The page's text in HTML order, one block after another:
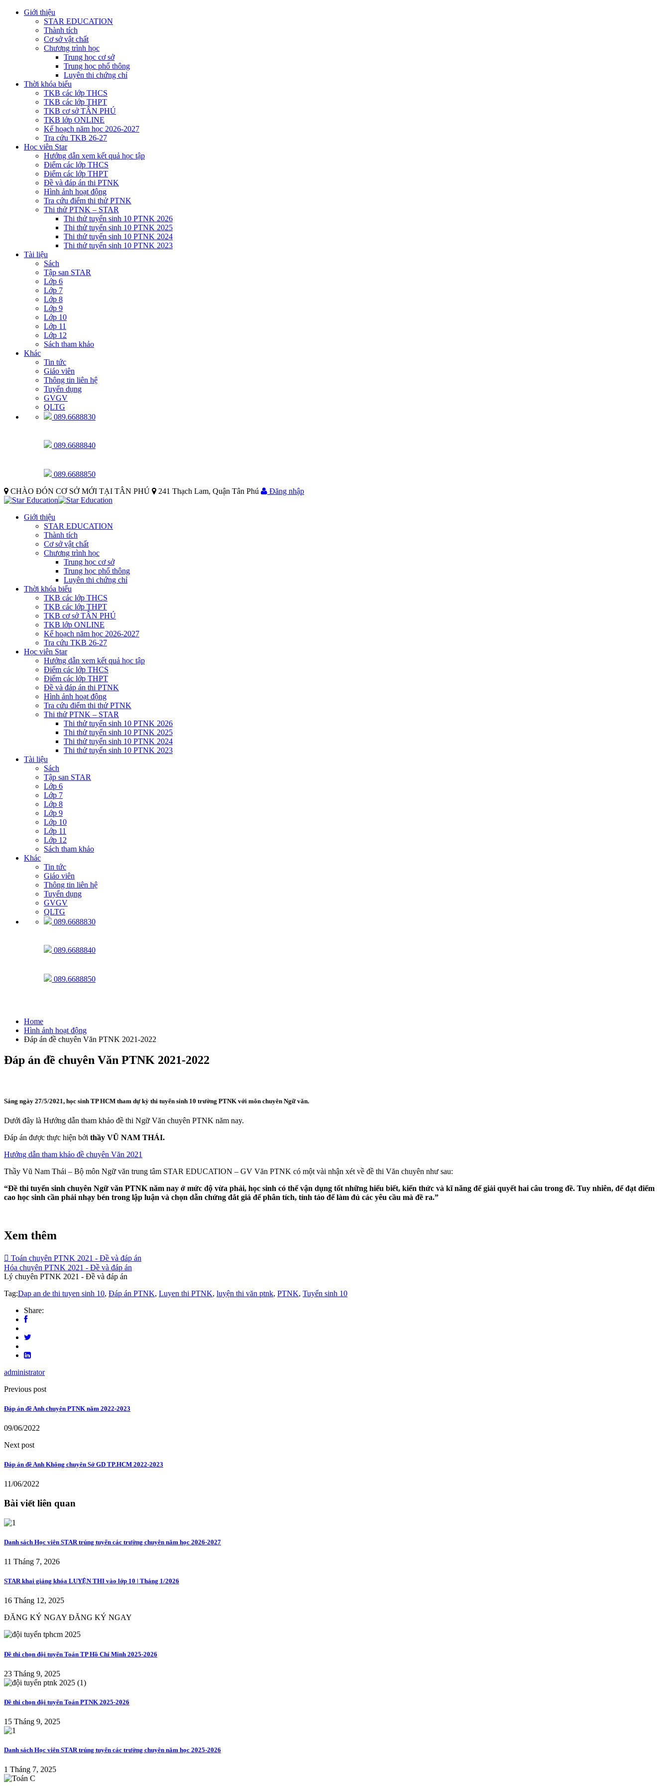
Giới thiệu
STAR EDUCATION
Thành tích
Cơ sở vật chất
Chương trình học
Trung học cơ sở
Trung học phổ thông
Luyên thi chứng chỉ
Thời khóa biểu
TKB các lớp THCS
TKB các lớp THPT
TKB cơ sở TÂN PHÚ
TKB lớp ONLINE
Kế hoạch năm học 2026-2027
Tra cứu TKB 26-27
Học viên Star
Hướng dẫn xem kết quả học tập
Điểm các lớp THCS
Điểm các lớp THPT
Đề và đáp án thi PTNK
Hình ảnh hoạt động
Tra cứu điểm thi thử PTNK
Thi thử PTNK – STAR
Thi thử tuyển sinh 10 PTNK 2026
Thi thử tuyển sinh 10 PTNK 2025
Thi thử tuyển sinh 10 PTNK 2024
Thi thử tuyển sinh 10 PTNK 2023
Tài liệu
Sách
Tập san STAR
Lớp 6
Lớp 7
Lớp 8
Lớp 9
Lớp 10
Lớp 11
Lớp 12
Sách tham khảo
Khác
Tin tức
Giáo viên
Thông tin liên hệ
Tuyển dụng
GVGV
QLTG
089.6688830
089.6688840
089.6688850
CHÀO ĐÓN CƠ SỞ MỚI TẠI TÂN PHÚ
241 Thạch Lam, Quận Tân Phú Đăng nhập
Giới thiệu
STAR EDUCATION
Thành tích
Cơ sở vật chất
Chương trình học
Trung học cơ sở
Trung học phổ thông
Luyên thi chứng chỉ
Thời khóa biểu
TKB các lớp THCS
TKB các lớp THPT
TKB cơ sở TÂN PHÚ
TKB lớp ONLINE
Kế hoạch năm học 2026-2027
Tra cứu TKB 26-27
Học viên Star
Hướng dẫn xem kết quả học tập
Điểm các lớp THCS
Điểm các lớp THPT
Đề và đáp án thi PTNK
Hình ảnh hoạt động
Tra cứu điểm thi thử PTNK
Thi thử PTNK – STAR
Thi thử tuyển sinh 10 PTNK 2026
Thi thử tuyển sinh 10 PTNK 2025
Thi thử tuyển sinh 10 PTNK 2024
Thi thử tuyển sinh 10 PTNK 2023
Tài liệu
Sách
Tập san STAR
Lớp 6
Lớp 7
Lớp 8
Lớp 9
Lớp 10
Lớp 11
Lớp 12
Sách tham khảo
Khác
Tin tức
Giáo viên
Thông tin liên hệ
Tuyển dụng
GVGV
QLTG
089.6688830
089.6688840
089.6688850
Home
Hình ảnh hoạt động
Đáp án đề chuyên Văn PTNK 2021-2022
Đáp án đề chuyên Văn PTNK 2021-2022
Sáng ngày 27/5/2021, học sinh TP HCM tham dự kỳ thi tuyển sinh 10 trường PTNK với môn chuyên Ngữ văn.
Dưới đây là Hướng dẫn tham khảo đề thi Ngữ Văn chuyên PTNK năm nay.
Đáp án được thực hiện bởi thầy VŨ NAM THÁI.
Hướng dẫn tham khảo đề chuyên Văn 2021
Thầy Vũ Nam Thái – Bộ môn Ngữ văn trung tâm STAR EDUCATION – GV Văn PTNK có một vài nhận xét về đề thi Văn chuyên như sau:
“Đề thi tuyển sinh chuyên Ngữ văn PTNK năm nay ở mức độ vừa phải, học sinh có thể vận dụng tốt những hiểu biết, kiến thức và kĩ năng để giải quyết hai câu trong đề. Tuy nhiên, để đạt điểm
cao học sinh cần phải nhạy bén trong lập luận và chọn dẫn chứng đắt giá để phân tích, tỉnh táo để làm đủ các yêu cầu mà đề ra.”
Xem thêm
Toán chuyên PTNK 2021 - Đề và đáp án
Hóa chuyên PTNK 2021 - Đề và đáp án
Lý chuyên PTNK 2021 - Đề và đáp án
Tag:Dap an de thi tuyen sinh 10, Đáp án PTNK, Luyen thi PTNK, luyện thi văn ptnk, PTNK, Tuyển sinh 10
Share:
administrator
Previous post
Đáp án đề Anh chuyên PTNK năm 2022-2023
09/06/2022
Next post
Đáp án đề Anh Không chuyên Sở GD TP.HCM 2022-2023
11/06/2022
Bài viết liên quan
Danh sách Học viên STAR trúng tuyển các trường chuyên năm học 2026-2027
11 Tháng 7, 2026
STAR khai giảng khóa LUYỆN THI vào lớp 10 | Tháng 1/2026
16 Tháng 12, 2025
ĐĂNG KÝ NGAY ĐĂNG KÝ NGAY
Đề thi chọn đội tuyển Toán TP Hồ Chí Minh 2025-2026
23 Tháng 9, 2025
Đề thi chọn đội tuyển Toán PTNK 2025-2026
15 Tháng 9, 2025
Danh sách Học viên STAR trúng tuyển các trường chuyên năm học 2025-2026
1 Tháng 7, 2025